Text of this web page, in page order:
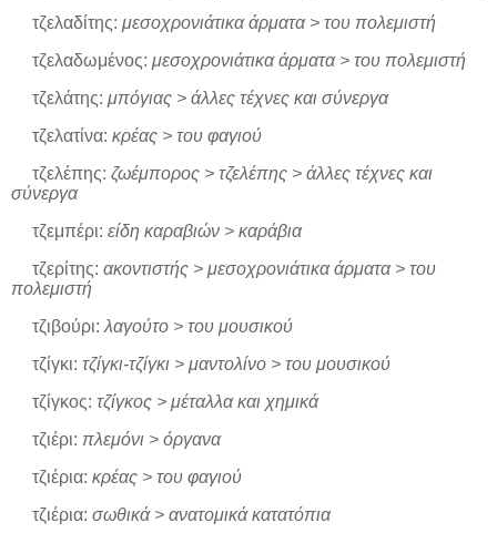
τζελαδίτης: μεσοχρονιάτικα άρματα > του πολεμιστή
τζελαδωμένος: μεσοχρονιάτικα άρματα > του πολεμιστή
τζελάτης: μπόγιας > άλλες τέχνες και σύνεργα
τζελατίνα: κρέας > του φαγιού
τζελέπης: ζωέμπορος > τζελέπης > άλλες τέχνες και
σύνεργα
τζεμπέρι: είδη καραβιών > καράβια
τζερίτης: ακοντιστής > μεσοχρονιάτικα άρματα > του
πολεμιστή
τζιβούρι: λαγούτο > του μουσικού
τζίγκι: τζίγκι-τζίγκι > μαντολίνο > του μουσικού
τζίγκος: τζίγκος > μέταλλα και χημικά
τζιέρι: πλεμόνι > όργανα
τζιέρια: κρέας > του φαγιού
τζιέρια: σωθικά > ανατομικά κατατόπια